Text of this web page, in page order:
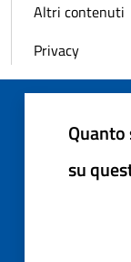
Altri contenuti
Privacy
su